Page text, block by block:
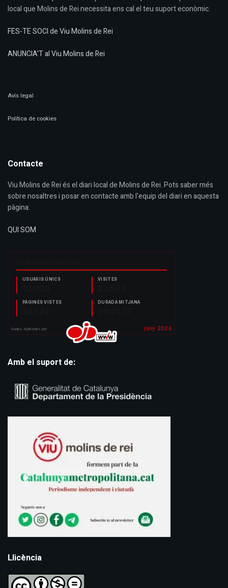
local que Molins de Rei necessita ens cal el teu suport econòmic.
FES-TE SOCI de Viu Molins de Rei
ANUNCIA'T al Viu Molins de Rei
Avís legal
Política de cookies
Contacte
Viu Molins de Rei és el diari local de Molins de Rei. Pots saber més
sobre nosaltres i posar en contacte amb l'equip del diari en aquesta
pàgina:
QUI SOM
Amb el suport de:
Llicència